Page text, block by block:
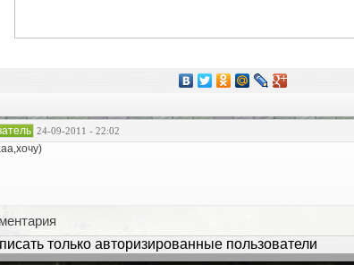
24-09-2011 - 22:02
только авторизированные пользователи